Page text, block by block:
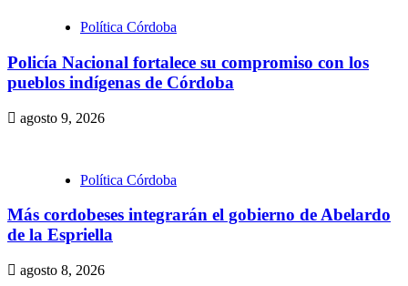
Política Córdoba
Policía Nacional fortalece su compromiso con los
pueblos indígenas de Córdoba
agosto 9, 2026
Política Córdoba
Más cordobeses integrarán el gobierno de Abelardo
de la Espriella
agosto 8, 2026